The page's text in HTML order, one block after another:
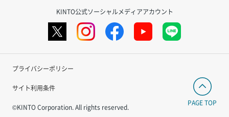
KINTO公式ソーシャルメディアアカウント
プライバシーポリシー
サイト利用条件
©KINTO Corporation. All rights reserved.
PAGE TOP